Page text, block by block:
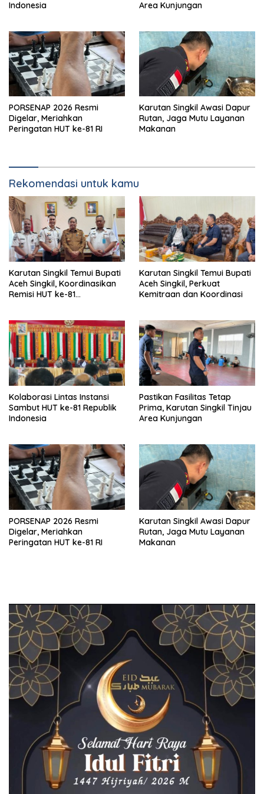
Indonesia
Area Kunjungan
PORSENAP 2026 Resmi
Digelar, Meriahkan
Peringatan HUT ke-81 RI
Karutan Singkil Awasi Dapur
Rutan, Jaga Mutu Layanan
Makanan
Rekomendasi untuk kamu
Karutan Singkil Temui Bupati
Aceh Singkil, Koordinasikan
Remisi HUT ke-81
Karutan Singkil Temui Bupati
Aceh Singkil, Perkuat
Kemitraan dan Koordinasi
Kolaborasi Lintas Instansi
Sambut HUT ke-81 Republik
Indonesia
Pastikan Fasilitas Tetap
Prima, Karutan Singkil Tinjau
Area Kunjungan
PORSENAP 2026 Resmi
Digelar, Meriahkan
Peringatan HUT ke-81 RI
Karutan Singkil Awasi Dapur
Rutan, Jaga Mutu Layanan
Makanan